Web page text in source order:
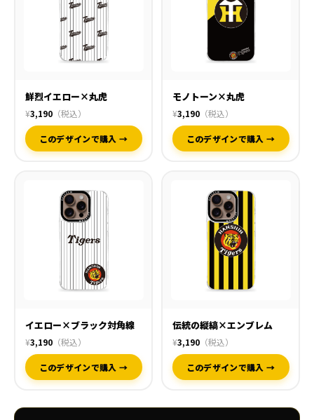
鮮烈イエロー×丸虎
¥3,190（税込）
このデザインで購入 →
モノトーン×丸虎
¥3,190（税込）
このデザインで購入 →
イエロー×ブラック対角線
¥3,190（税込）
このデザインで購入 →
伝統の縦縞×エンブレム
¥3,190（税込）
このデザインで購入 →